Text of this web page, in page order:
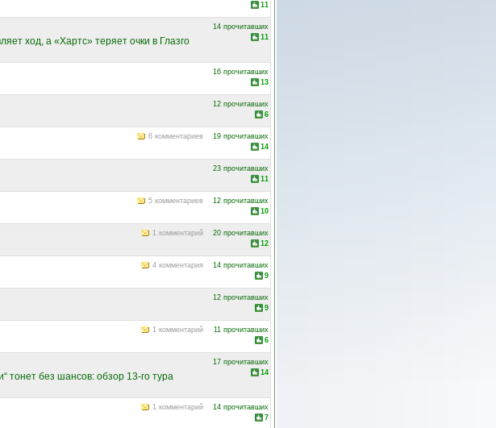
11
14 прочитавших
11
ход, а «Хартс» теряет очки в Глазго
16 прочитавших
13
12 прочитавших
6
6 комментариев
19 прочитавших
14
23 прочитавших
11
5 комментариев
12 прочитавших
10
1 комментарий
20 прочитавших
12
4 комментария
14 прочитавших
9
12 прочитавших
9
1 комментарий
11 прочитавших
6
17 прочитавших
14
тонет без шансов: обзор 13-го тура
1 комментарий
14 прочитавших
7